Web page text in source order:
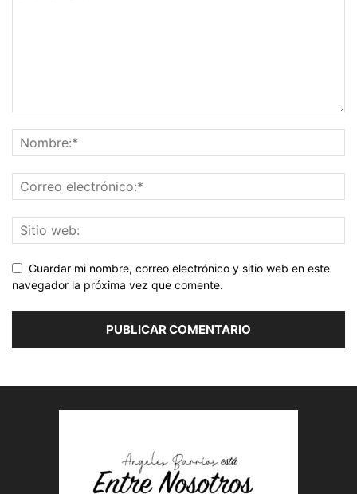
Guardar mi nombre, correo electrónico y sitio web en este
navegador la próxima vez que comente.